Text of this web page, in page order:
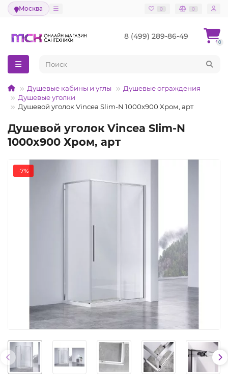
Москва 0 0
8 (499) 289-86-49
0
Душевые кабины и углы
Душевые ограждения
Душевые уголки
Душевой уголок Vincea Slim-N 1000x900 Хром, арт
Душевой уголок Vincea Slim-N
1000x900 Хром, арт
-7%